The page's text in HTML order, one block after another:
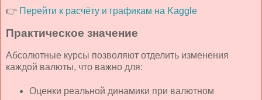
👉 Перейти к расчёту и графикам на Kaggle
Практическое значение
Абсолютные курсы позволяют отделить изменения
каждой валюты, что важно для:
Оценки реальной динамики при валютном